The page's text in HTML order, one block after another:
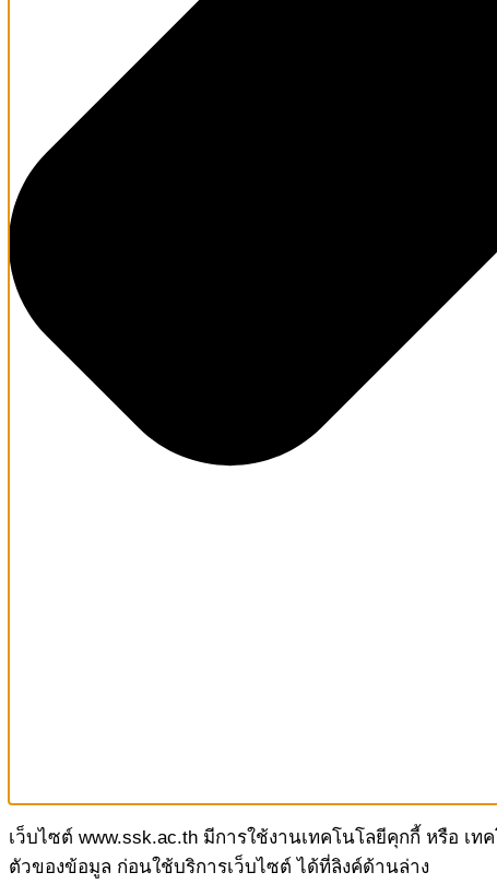
เว็บไซต์ www.ssk.ac.th มีการใช้งานเทคโนโลยีคุกกี้ หรือ
ตัวของข้อมูล ก่อนใช้บริการเว็บไซต์ ได้ที่ลิงค์ด้านล่าง